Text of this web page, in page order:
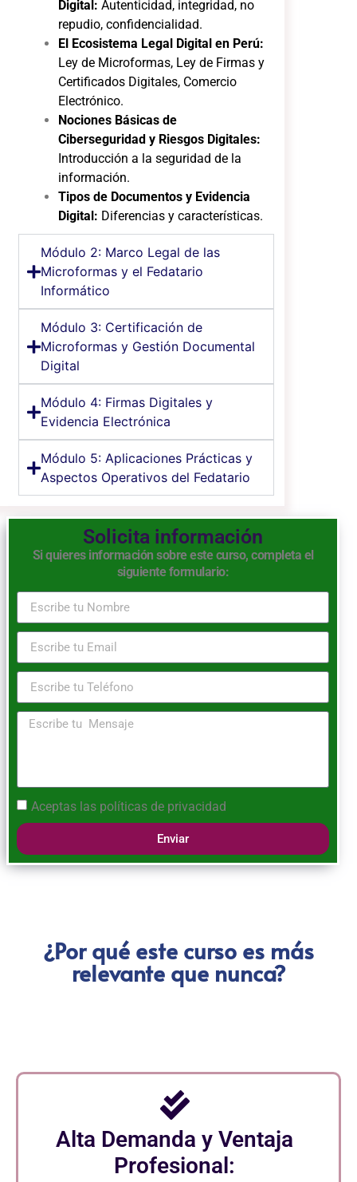
Digital: Autenticidad, integridad, no
repudio, confidencialidad.
El Ecosistema Legal Digital en Perú:
Ley de Microformas, Ley de Firmas y
Certificados Digitales, Comercio
Electrónico.
Nociones Básicas de
Ciberseguridad y Riesgos Digitales:
Introducción a la seguridad de la
información.
Tipos de Documentos y Evidencia
Digital: Diferencias y características.
Módulo 2: Marco Legal de las
Microformas y el Fedatario
Informático
Módulo 3: Certificación de
Microformas y Gestión Documental
Digital
Módulo 4: Firmas Digitales y
Evidencia Electrónica
Módulo 5: Aplicaciones Prácticas y
Aspectos Operativos del Fedatario
Solicita información
Si quieres información sobre este curso, completa el
siguiente formulario:
Aceptas las políticas de privacidad
Enviar
¿Por qué este curso es más
relevante que nunca?
Alta Demanda y Ventaja
Profesional: